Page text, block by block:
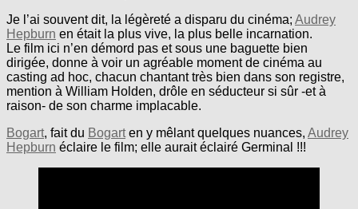
Je l’ai souvent dit, la légèreté a disparu du cinéma; Audrey
Hepburn en était la plus vive, la plus belle incarnation.
Le film ici n’en démord pas et sous une baguette bien
dirigée, donne à voir un agréable moment de cinéma au
casting ad hoc, chacun chantant très bien dans son registre,
mention à William Holden, drôle en séducteur si sûr -et à
raison- de son charme implacable.
Bogart, fait du Bogarten y mêlant quelques nuances, Audrey
Hepburn éclaire le film; elle aurait éclairé Germinal !!!